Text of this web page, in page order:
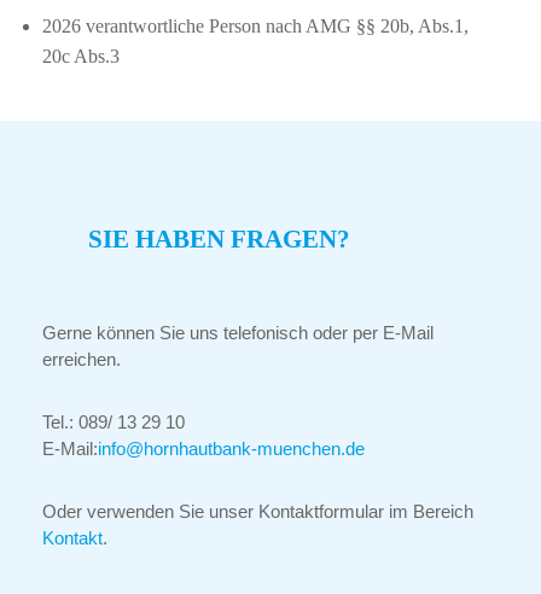
2026 verantwortliche Person nach AMG §§ 20b, Abs.1,
20c Abs.3
SIE HABEN FRAGEN?
Gerne können Sie uns telefonisch oder per E-Mail
erreichen.
Tel.: 089/ 13 29 10
E-Mail:info@hornhautbank-muenchen.de
Oder verwenden Sie unser Kontaktformular im Bereich
Kontakt.